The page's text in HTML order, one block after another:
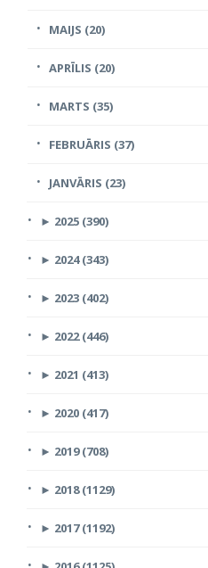
MAIJS (20)
APRĪLIS (20)
MARTS (35)
FEBRUĀRIS (37)
JANVĀRIS (23)
► 2025 (390)
► 2024 (343)
► 2023 (402)
► 2022 (446)
► 2021 (413)
► 2020 (417)
► 2019 (708)
► 2018 (1129)
► 2017 (1192)